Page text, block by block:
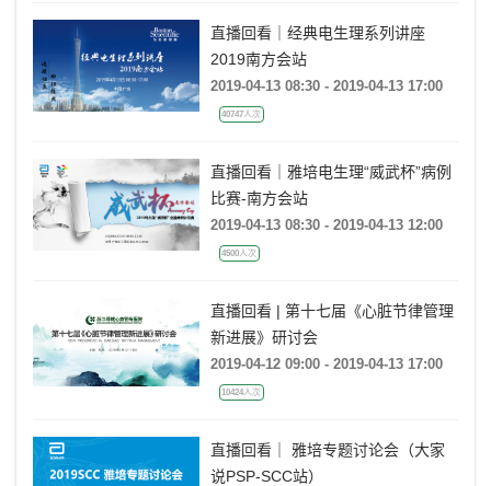
直播回看｜经典电生理系列讲座
2019南方会站
2019-04-13 08:30 - 2019-04-13 17:00
40747人次
直播回看｜雅培电生理“威武杯”病例
比赛-南方会站
2019-04-13 08:30 - 2019-04-13 12:00
4500人次
直播回看 | 第十七届《心脏节律管理
新进展》研讨会
2019-04-12 09:00 - 2019-04-13 17:00
10424人次
直播回看｜ 雅培专题讨论会（大家
说PSP-SCC站）